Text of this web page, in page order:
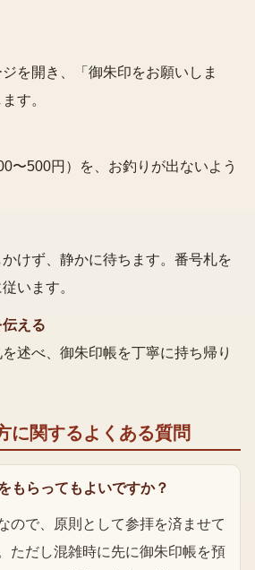
を開き、「御朱印をお願いしま
す。
〜500円）を、お釣りが出ないよう
けず、静かに待ちます。番号札を
います。
える
述べ、御朱印帳を丁寧に持ち帰り
に関するよくある質問
もらってもよいですか？
ので、原則として参拝を済ませて
ただし混雑時に先に御朱印帳を預